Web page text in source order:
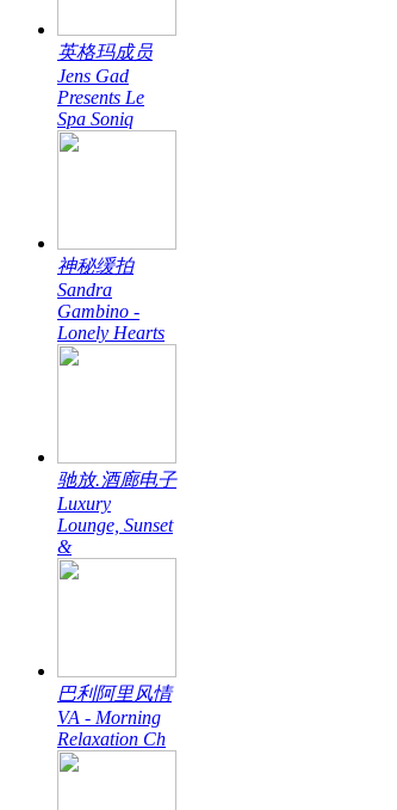
英格玛成员
Jens Gad
Presents Le
Spa Soniq
神秘缓拍
Sandra
Gambino -
Lonely Hearts
驰放.酒廊电子
Luxury
Lounge, Sunset
&
巴利阿里风情
VA - Morning
Relaxation Ch